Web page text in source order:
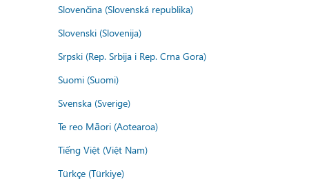
Slovenčina (Slovenská republika)
Slovenski (Slovenija)
Srpski (Rep. Srbija i Rep. Crna Gora)
Suomi (Suomi)
Svenska (Sverige)
Te reo Māori (Aotearoa)
Tiếng Việt (Việt Nam)
Türkçe (Türkiye)